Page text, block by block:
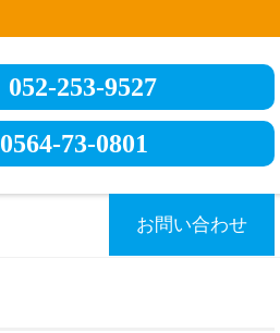
052-253-9527
0564-73-0801
お問い合わせ